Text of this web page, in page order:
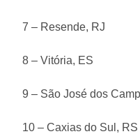
7 – Resende, RJ
8 – Vitória, ES
9 – São José dos
10 – Caxias do Sul, RS